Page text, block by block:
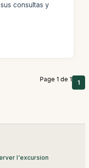
consultas y
Page 1 de 1 1
l'excursion